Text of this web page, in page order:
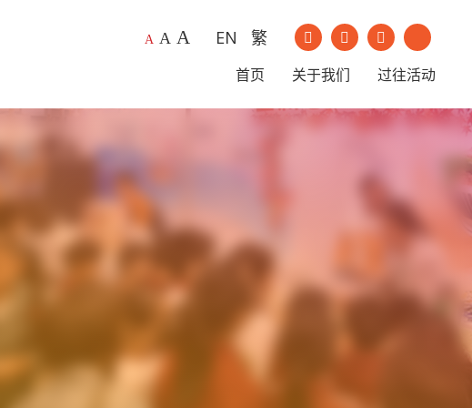
A A A EN 繁 我们的Facebook
我们的Instagram
我们的我们的
首页
关于我们 过往活动